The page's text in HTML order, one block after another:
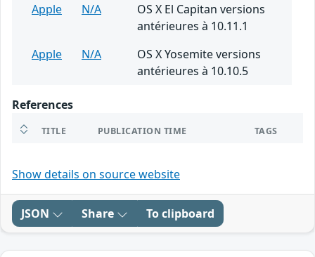
Apple N/A
OS X El Capitan versions
antérieures à 10.11.1
Apple
N/A
OS X Yosemite versions
antérieures à 10.10.5
References
TITLE PUBLICATION TIME TAGS
Show details on source website
JSON Share To clipboard